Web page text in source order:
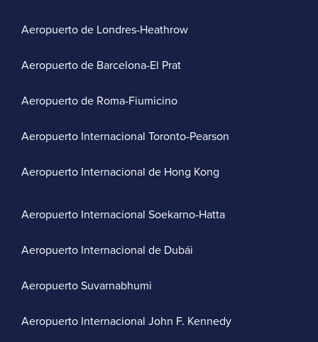
Aeropuerto de Londres-Heathrow
Aeropuerto de Barcelona-El Prat
Aeropuerto de Roma-Fiumicino
Aeropuerto Internacional Toronto-Pearson
Aeropuerto Internacional de Hong Kong
Aeropuerto Internacional Soekarno-Hatta
Aeropuerto Internacional de Dubái
Aeropuerto Suvarnabhumi
Aeropuerto Internacional John F. Kennedy